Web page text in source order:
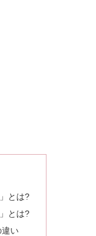
とは?
とは?
違い